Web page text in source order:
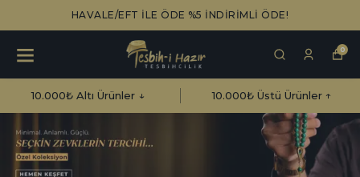
HAVALE/EFT İLE ÖDE %5 İNDİRİMLİ ÖDE!
0
10.000₺ Altı Ürünler ↓ 10.000₺ Üstü Ürünler ↑